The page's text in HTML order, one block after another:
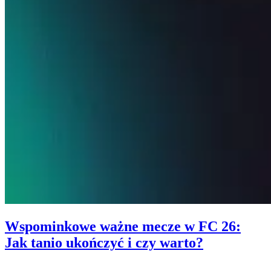
Wspominkowe ważne mecze w FC 26:
Jak tanio ukończyć i czy warto?